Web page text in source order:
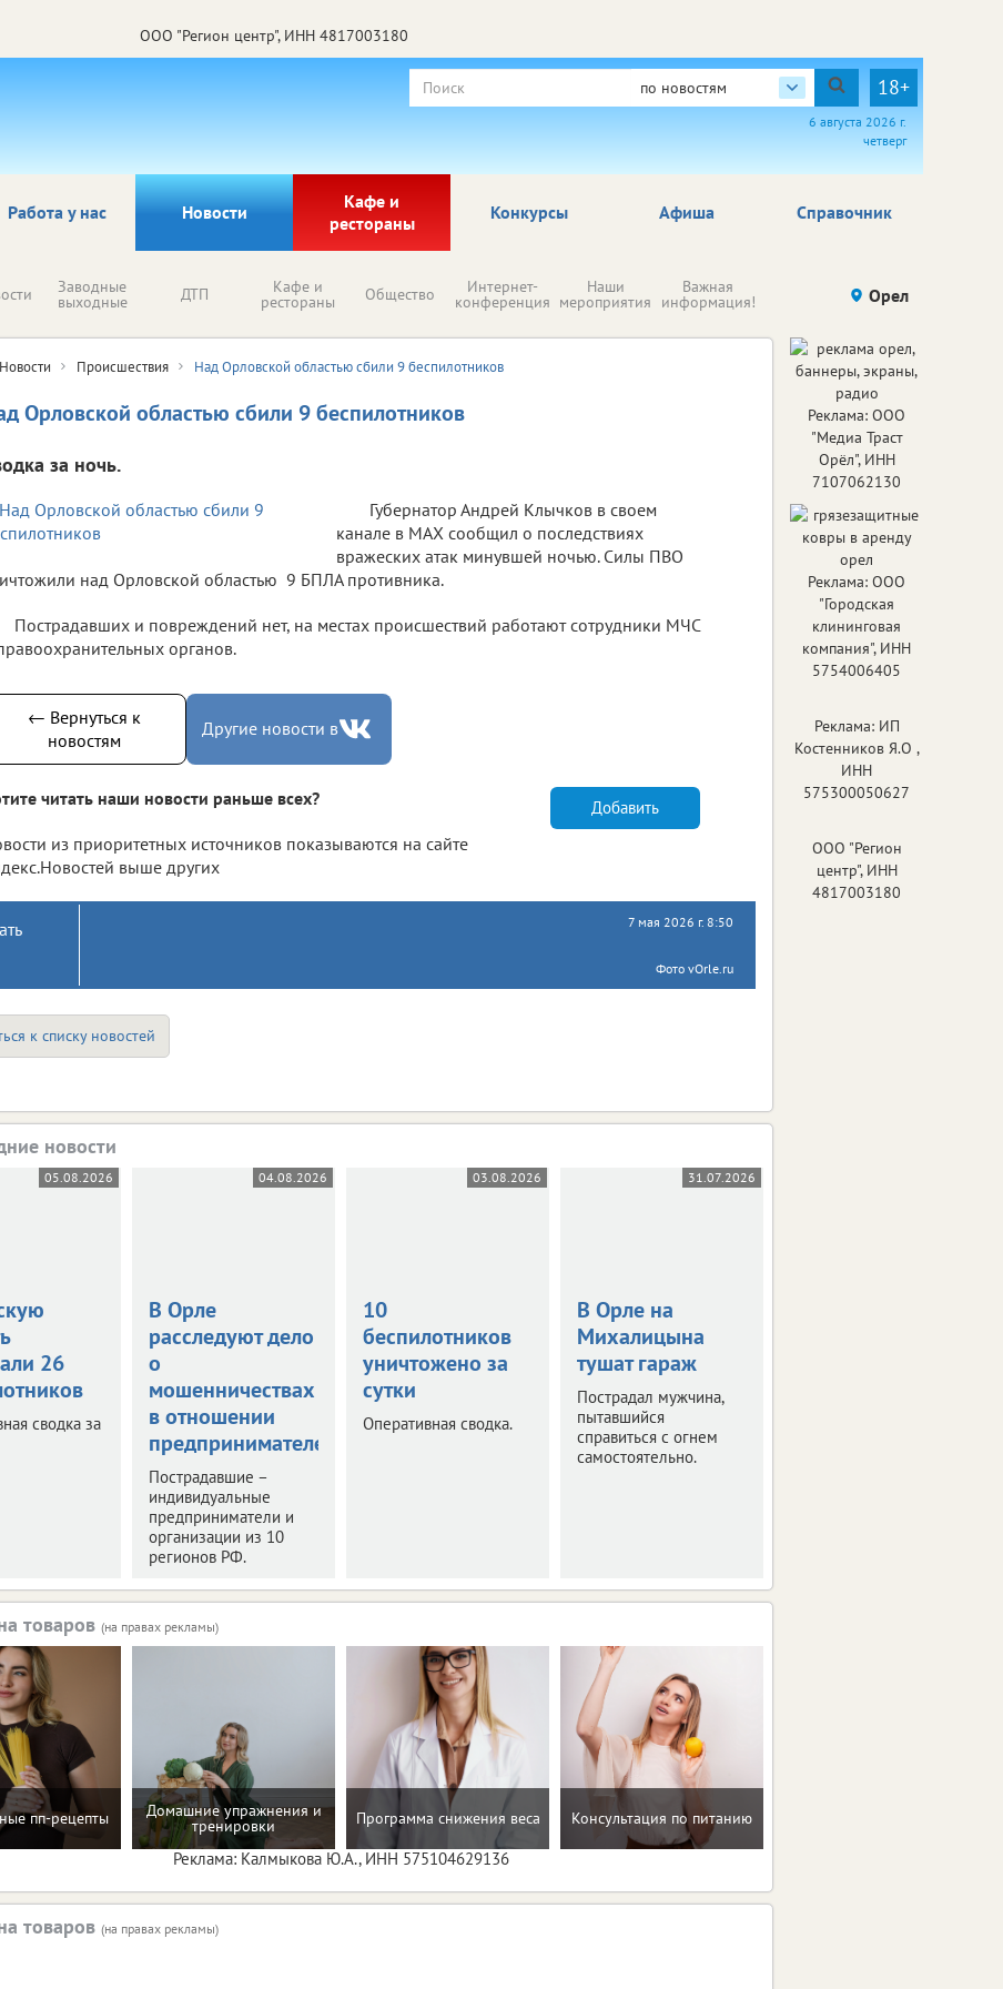
ООО "Регион центр", ИНН 4817003180
по новостям 18+
6 августа 2026 г.
четверг
Работа у нас Новости
Кафе и
рестораны
Афиша Справочник
Конкурсы
Заводные
выходные ДТП Кафе и
рестораны Общество Интернет-
конференция
Наши
мероприятия
Важная
информация! Происшествия Здоровье
Орел
Новости Происшествия Над Орловской областью сбили 9 беспилотников
Орловской областью сбили 9 беспилотников
за ночь.
Губернатор Андрей Клычков в своем
канале в МАХ сообщил о последствиях
вражеских атак минувшей ночью. Силы ПВО
над Орловской областью 9 БПЛА противника.
Пострадавших и повреждений нет, на местах происшествий работают сотрудники МЧС
органов.
← Вернуться к
новостям
Другие новости в
читать наши новости раньше всех?
из приоритетных источников показываются на сайте
выше других
Добавить
7 мая 2026 г. 8:50
Фото vOrle.ru
к списку новостей
новости
05.08.2026
26
сводка за
04.08.2026
В Орле
расследуют дело
о
мошенничествах
в отношении
предпринимателей
Пострадавшие –
индивидуальные
предприниматели и
организации из 10
регионов РФ.
03.08.2026
10
беспилотников
уничтожено за
сутки
Оперативная сводка.
31.07.2026
В Орле на
Михалицына
тушат гараж
Пострадал мужчина,
пытавшийся
справиться с огнем
самостоятельно.
товаров (на правах рекламы)
пп-рецепты Домашние упражнения и
тренировки Программа снижения веса Консультация по питанию
Реклама: Калмыкова Ю.А., ИНН 575104629136
товаров (на правах рекламы)
Реклама: ООО
"Медиа Траст
Орёл", ИНН
7107062130
Реклама: ООО
"Городская
клининговая
компания", ИНН
5754006405
Реклама: ИП
Костенников Я.О ,
ИНН
575300050627
ООО "Регион
центр", ИНН
4817003180